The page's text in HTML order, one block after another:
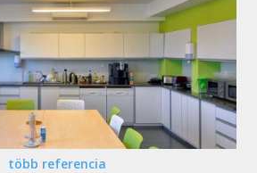
több referencia